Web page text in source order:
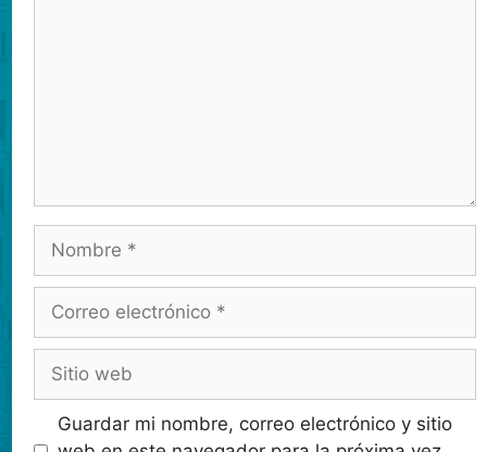
Guardar mi nombre, correo electrónico y sitio